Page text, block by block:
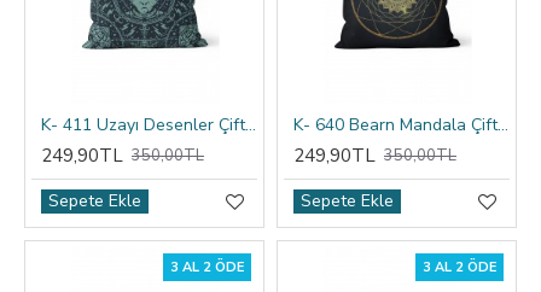
K- 411 Uzayı Desenler Çift Tarafı Baskılı Kırlent Kılıfı
249,90TL 350,00TL
Sepete Ekle
K- 640 Bearn Mandala Çift Tarafı Baskılı Kırlent Kılıfı
249,90TL 350,00TL
Sepete Ekle
3 AL 2 ÖDE 3 AL 2 ÖDE